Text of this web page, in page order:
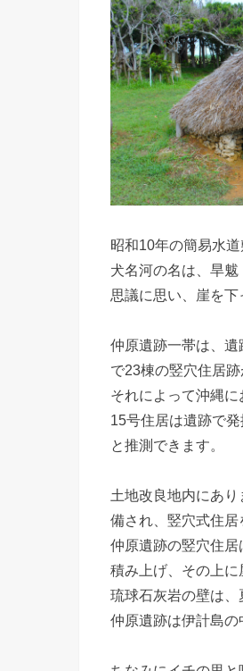
昭和10年の簡易水
犬名河の名は、旱
思議に思い、崖を下
仲原遺跡一帯は、
で23棟の竪穴住居跡
それによって沖縄に
15号住居は遺跡で
と推測できます。
土地改良地内にあ
備され、竪穴式住居
仲原遺跡の竪穴住
積み上げ、その上に
琉球石灰岩の壁は、
仲原遺跡は伊計島の